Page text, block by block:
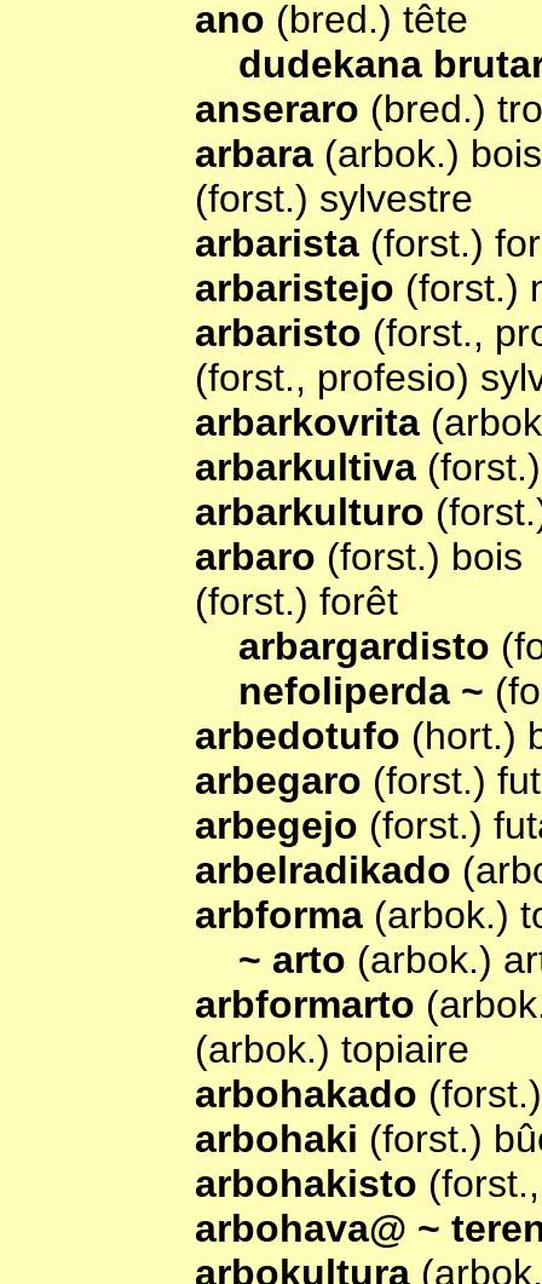
ano (bred.) tête
dudekana
anseraro (bred.)
arbara (arbok.)
(forst.) sylvestre
arbarista (forst.)
arbaristejo (forst.)
arbaristo (forst.,
(forst., profesio)
arbarkovrita
arbarkultiva
arbarkulturo
arbaro (forst.) bois
(forst.) forêt
arbargardisto
nefoliperda ~
arbedotufo (hort.)
arbegaro (forst.)
arbegejo (forst.)
arbelradikado
arbforma (arbok.)
~ arto (arbok.)
arbformarto
(arbok.) topiaire
arbohakado
arbohaki (forst.)
arbohakisto
arbohava@ ~
arbokultura